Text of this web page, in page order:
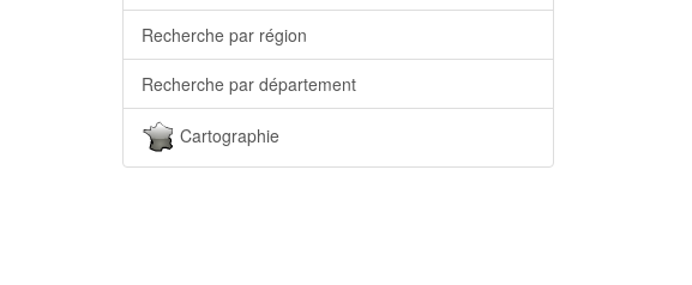
Recherche par région
Recherche par département
Cartographie